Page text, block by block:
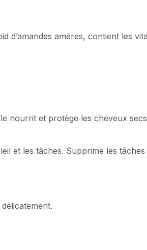
d’amandes amères, contient les
nourrit et protège les cheveux
et les tâches. Supprime les